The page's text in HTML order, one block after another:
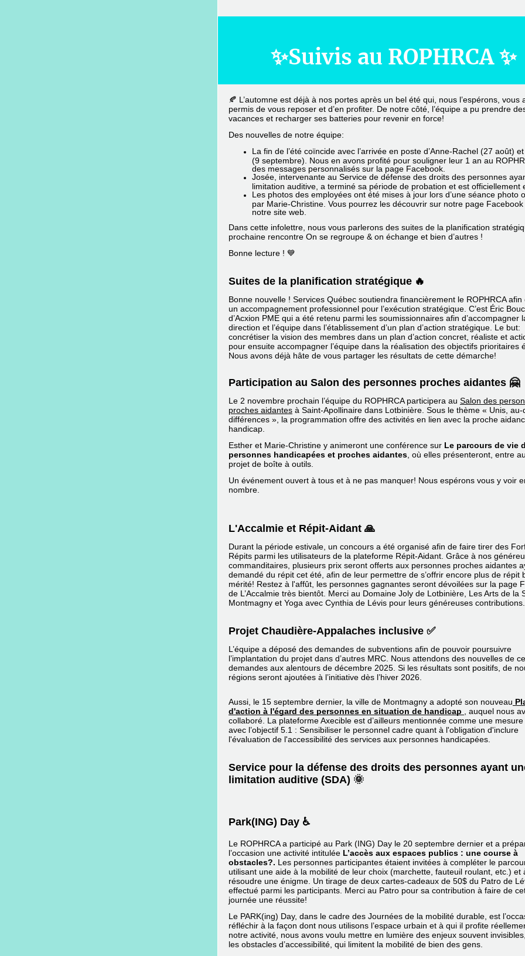
✨Suivis au ROPHRCA ✨
🍂 L’automne est déjà à nos portes après un bel été qui, nous l’espérons, vous
permis de vous reposer et d’en profiter. De notre côté, l’équipe a pu prendre
vacances et recharger ses batteries pour revenir en force!
Des nouvelles de notre équipe:
La fin de l’été coïncide avec l’arrivée en poste d’Anne-Rachel (27 août) et
(9 septembre). Nous en avons profité pour souligner leur 1 an au
des messages personnalisés sur la page Facebook.
Josée, intervenante au Service de défense des droits des personnes
limitation auditive, a terminé sa période de probation et est officiellement
Les photos des employées ont été mises à jour lors d’une séance photo
par Marie-Christine. Vous pourrez les découvrir sur notre page
notre site web.
Dans cette infolettre, nous vous parlerons des suites de la planification
prochaine rencontre On se regroupe & on échange et bien d’autres !
Bonne lecture ! 💙
Suites de la planification stratégique 🔥
Bonne nouvelle ! Services Québec soutiendra financièrement le ROPHRCA afin
un accompagnement professionnel pour l’exécution stratégique. C’est Éric
d’Acxion PME qui a été retenu parmi les soumissionnaires afin d’accompagner
direction et l’équipe dans l’établissement d’un plan d’action stratégique. Le but:
concrétiser la vision des membres dans un plan d’action concret, réaliste et
pour ensuite accompagner l’équipe dans la réalisation des objectifs prioritaires
Nous avons déjà hâte de vous partager les résultats de cette démarche!
Participation au Salon des personnes proches aidantes 🤗
Le 2 novembre prochain l’équipe du ROPHRCA participera au Salon des
proches aidantes à Saint-Apollinaire dans Lotbinière. Sous le thème « Unis, au-
différences », la programmation offre des activités en lien avec la proche
handicap.
Esther et Marie-Christine y animeront une conférence sur Le parcours de vie
personnes handicapées et proches aidantes , où elles présenteront, entre
projet de boîte à outils.
Un événement ouvert à tous et à ne pas manquer! Nous espérons vous y voir
nombre.
L'Accalmie et Répit-Aidant 🙏
Durant la période estivale, un concours a été organisé afin de faire tirer des
Répits parmi les utilisateurs de la plateforme Répit-Aidant. Grâce à nos
commanditaires, plusieurs prix seront offerts aux personnes proches aidantes
demandé du répit cet été, afin de leur permettre de s’offrir encore plus de répit
mérité! Restez à l'affût, les personnes gagnantes seront dévoilées sur la page
de L’Accalmie très bientôt. Merci au Domaine Joly de Lotbinière, Les Arts de la
Montmagny et Yoga avec Cynthia de Lévis pour leurs généreuses contributions.
Projet Chaudière-Appalaches inclusive ✅
L’équipe a déposé des demandes de subventions afin de pouvoir poursuivre
l’implantation du projet dans d’autres MRC. Nous attendons des nouvelles de
demandes aux alentours de décembre 2025. Si les résultats sont positifs, de
régions seront ajoutées à l’initiative dès l’hiver 2026.
Aussi, le 15 septembre dernier, la ville de Montmagny a adopté son nouveau
d'action à l'égard des personnes en situation de handicap
, auquel nous
collaboré. La plateforme Axecible est d’ailleurs mentionnée comme une
avec l’objectif 5.1 : Sensibiliser le personnel cadre quant à l'obligation d'inclure
l'évaluation de l'accessibilité des services aux personnes handicapées.
Service pour la défense des droits des personnes ayant
limitation auditive (SDA) 🌞
Park(ING) Day ♿
Le ROPHRCA a participé au Park (ING) Day le 20 septembre dernier et a
l’occasion une activité intitulée L’accès aux espaces publics : une course à
obstacles?. Les personnes participantes étaient invitées à compléter le
utilisant une aide à la mobilité de leur choix (marchette, fauteuil roulant, etc.) et
résoudre une énigme. Un tirage de deux cartes-cadeaux de 50$ du Patro de
effectué parmi les participants. Merci au Patro pour sa contribution à faire de
journée une réussite!
Le PARK(ing) Day, dans le cadre des Journées de la mobilité durable, est
réfléchir à la façon dont nous utilisons l’espace urbain et à qui il profite
notre activité, nous avons voulu mettre en lumière des enjeux souvent
les obstacles d’accessibilité, qui limitent la mobilité de bien des gens.